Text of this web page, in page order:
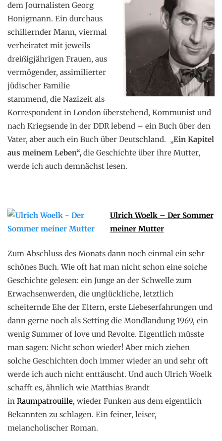
dem Journalisten Georg
Honigmann. Ein durchaus
schillernder Mann, viermal
verheiratet mit jeweils
dreißigjährigen Frauen, aus
vermögender, assimilierter
jüdischer Familie
stammend, die Nazizeit als
Korrespondent in London überstehend, Kommunist und
nach Kriegsende in der DDR lebend – ein Buch über den
Vater, aber auch ein Buch über Deutschland. „Ein Kapitel
aus meinem Leben“, die Geschichte über ihre Mutter,
werde ich auch demnächst lesen.
Ulrich Woelk – Der Sommer
meiner Mutter
Zum Abschluss des Monats dann noch einmal ein sehr
schönes Buch. Wie oft hat man nicht schon eine solche
Geschichte gelesen: ein Junge an der Schwelle zum
Erwachsenwerden, die unglückliche, letztlich
scheiternde Ehe der Eltern, erste Liebeserfahrungen und
dann gerne noch als Setting die Mondlandung 1969, ein
wenig Summer of love und Revolte. Eigentlich müsste
man sagen: Nicht schon wieder! Aber mich ziehen
solche Geschichten doch immer wieder an und sehr oft
werde ich auch nicht enttäuscht. Und auch Ulrich Woelk
schafft es, ähnlich wie Matthias Brandt
in Raumpatrouille, wieder Funken aus dem eigentlich
Bekannten zu schlagen. Ein feiner, leiser,
melancholischer Roman.